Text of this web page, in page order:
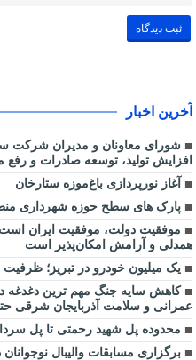
آخرین اخبار
شورای معاونان و مدیران شرکت
افزایش تولید، توسعه صادرات و رفع
آغاز نورپردازی باغ‌موزه ستارخان
پارک های سطح حوزه شهرداری منطقه ۲ بهسازی
موفقیت دولت، موفقیت ایران است/
همدلی و آرامش امکان‌پذیر است
یک میلیون خودرو در تبریز؛ ظرفیت ترافیکی
کاهش سایه جنگ مهم ‌ترین دغدغه
عمرانی و سلامت آذربایجان شرقی
محدوده پل شهید رحمتی تا پل
برگزاری مسابقات والیبال